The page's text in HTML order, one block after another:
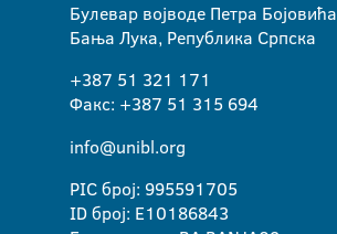
Булевар војводе Петра Бојовића
Бања Лука, Република Српска
+387 51 321 171
Факс: +387 51 315 694
info@unibl.org
PIC број: 995591705
ID број: E10186843